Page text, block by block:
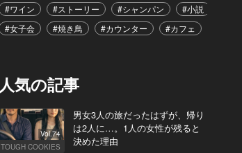
#ワイン #ストーリー #シャンパン #小説
#女子会
#焼き鳥 #カウンター #カフェ
人気の記事
Vol.74
TOUGH COOKIES
男女3人の旅だったはずが、帰り
は2人に…。1人の女性が残ると
決めた理由